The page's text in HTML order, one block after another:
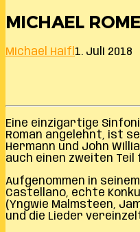
MICHAEL
Michael Haifl 1. Juli 2018
Eine einzigartige
Roman angelehnt, ist
Hermann und John
auch einen zweiten
Aufgenommen in
Castellano, echte
(Yngwie Malmsteen,
und die Lieder